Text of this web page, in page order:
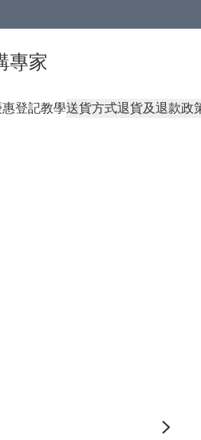
專家
登記教學送貨方式退貨及退款政